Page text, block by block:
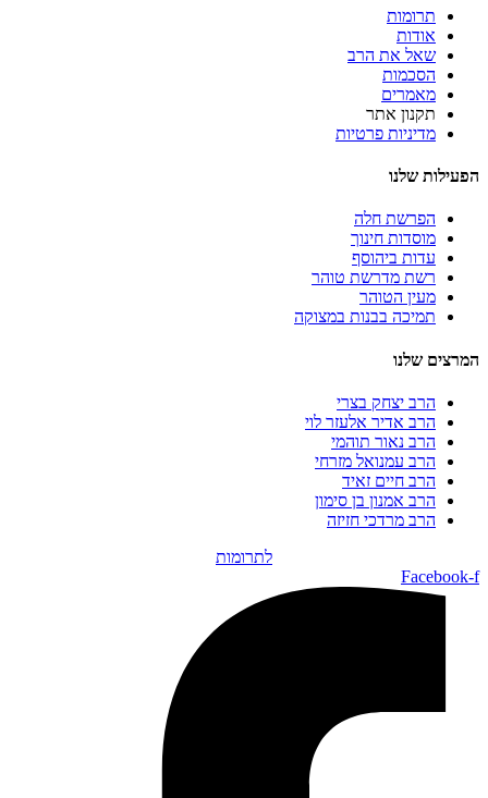
תרומות
אודות
שאל את הרב
הסכמות
מאמרים
תקנון אתר
מדיניות פרטיות
הפעילות שלנו
הפרשת חלה
מוסדות חינוך
עדות ביהוסף
רשת מדרשת טוהר
מעין הטוהר
תמיכה בבנות במצוקה
המרצים שלנו
הרב יצחק בצרי
הרב אדיר אלעזר לוי
הרב נאור תוהמי
הרב עמנואל מזרחי
הרב חיים זאיד
הרב אמנון בן סימון
הרב מרדכי חזיזה
לתרומות
Facebook-f